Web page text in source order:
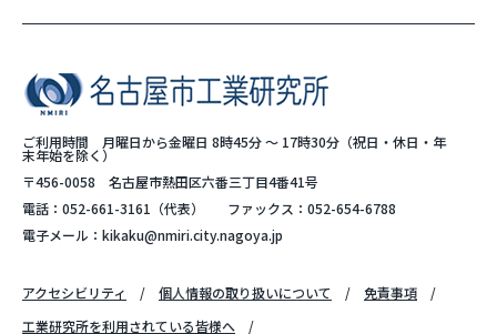
ご利用時間 月曜日から金曜日 8時45分 ～ 17時30分（祝日・休日・年
末年始を除く）
〒456-0058 名古屋市熱田区六番三丁目4番41号
電話： 052-661-3161 （代表）
ファックス：052-654-6788
電子メール： kikaku@nmiri.city.nagoya.jp
アクセシビリティ 個人情報の取り扱いについて
免責事項
工業研究所を利用されている皆様へ